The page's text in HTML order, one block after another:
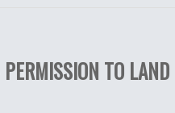
TO LAND